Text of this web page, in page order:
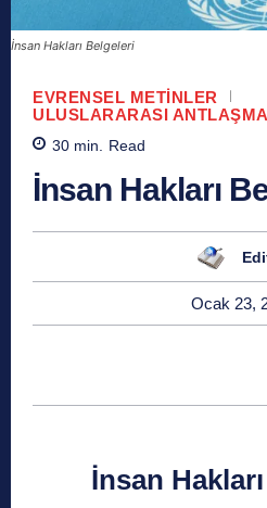
İnsan Hakları Belgeleri
EVRENSEL METINLER
ULUSLARARASI
30 min. Read
İnsan Hakları
Ocak 23,
İnsan